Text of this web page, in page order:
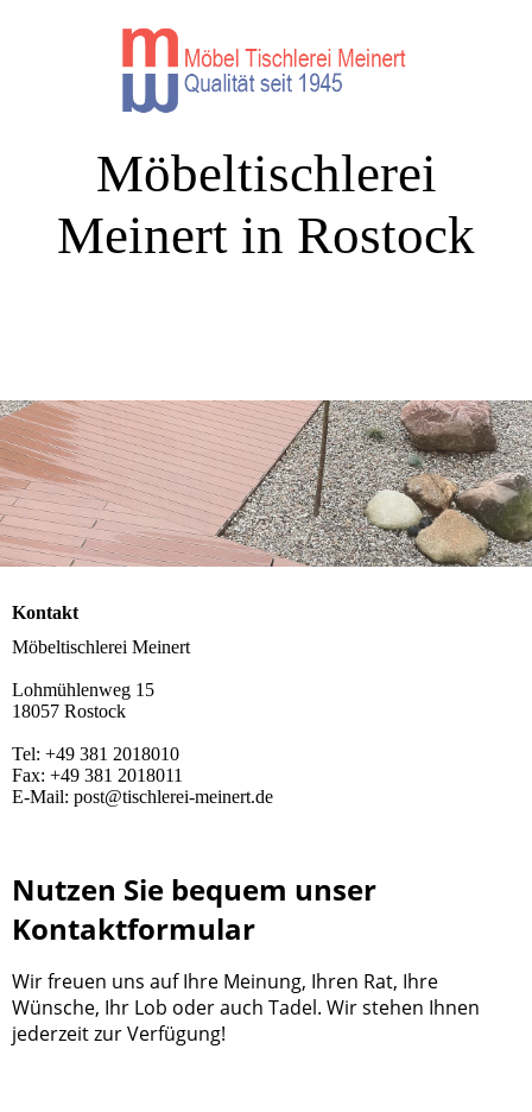
Möbeltischlerei
Meinert in Rostock
Kontakt
Möbeltischlerei Meinert
Lohmühlenweg 15
18057 Rostock
Tel: +49 381 2018010
Fax: +49 381 2018011
E-Mail: post@tischlerei-meinert.de
Nutzen Sie bequem unser
Kontaktformular
Wir freuen uns auf Ihre Meinung, Ihren Rat, Ihre
Wünsche, Ihr Lob oder auch Tadel. Wir stehen Ihnen
jederzeit zur Verfügung!